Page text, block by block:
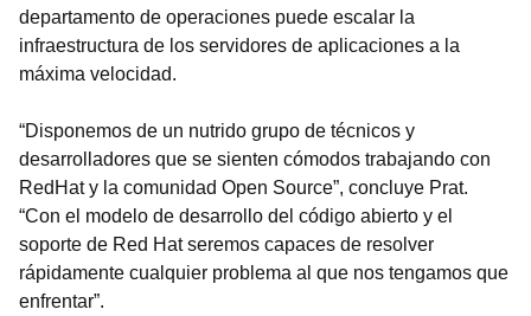
departamento de operaciones puede escalar la
infraestructura de los servidores de aplicaciones a la
máxima velocidad.
“Disponemos de un nutrido grupo de técnicos y
desarrolladores que se sienten cómodos trabajando con
RedHat y la comunidad Open Source”, concluye Prat.
“Con el modelo de desarrollo del código abierto y el
soporte de Red Hat seremos capaces de resolver
rápidamente cualquier problema al que nos tengamos que
enfrentar”.